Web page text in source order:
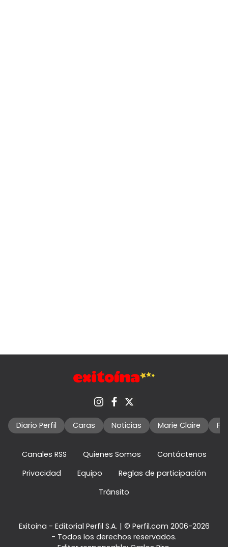
Diario Perfil Caras Noticias Marie Claire
Canales RSS Quienes Somos
Contáctenos
Privacidad
Equipo
Reglas de participación
Tránsito
Exitoina - Editorial Perfil S.A. | © Perfil.com 2006-2026
- Todos los derechos reservados.